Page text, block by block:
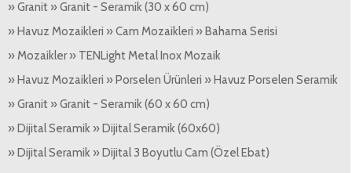
» Granit » Granit - Seramik (30 x 60 cm)
» Havuz Mozaikleri » Cam Mozaikleri » Bahama Serisi
» Mozaikler » TENLight Metal Inox Mozaik
» Havuz Mozaikleri » Porselen Ürünleri » Havuz Porselen Seramik
» Granit » Granit - Seramik (60 x 60 cm)
» Dijital Seramik » Dijital Seramik (60x60)
» Dijital Seramik » Dijital 3 Boyutlu Cam (Özel Ebat)